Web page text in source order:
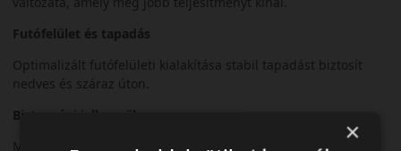
Futófelület és tapadás
Optimalizált futófelületi kialakítása stabil tapadást biztosít
nedves és száraz úton.
Biztonsági jellemzők
Megbízható fékteljesítmény és kiszámítható irányíthatóság.
×